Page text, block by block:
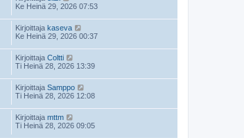
Ke Heinä 29, 2026 07:53
Kirjoittaja kaseva
Ke Heinä 29, 2026 00:37
Kirjoittaja Coltti
Ti Heinä 28, 2026 13:39
Kirjoittaja Samppo
Ti Heinä 28, 2026 12:08
Kirjoittaja mttm
Ti Heinä 28, 2026 09:05